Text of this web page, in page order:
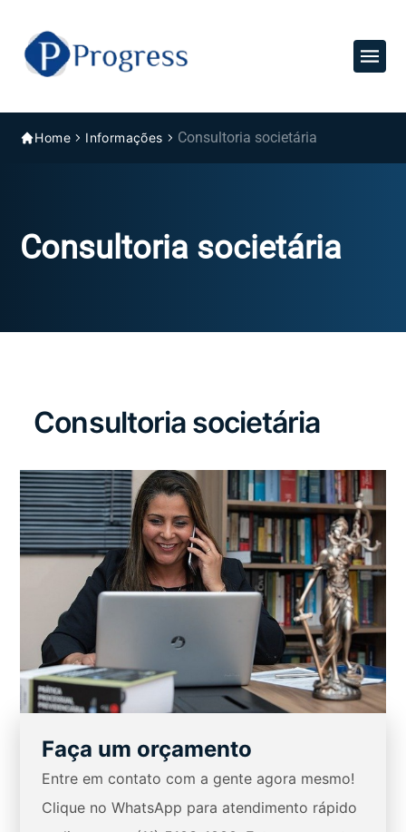
Home Informações Consultoria societária
Consultoria societária
Consultoria societária
Faça um orçamento
Entre em contato com a gente agora mesmo!
Clique no WhatsApp para atendimento rápido